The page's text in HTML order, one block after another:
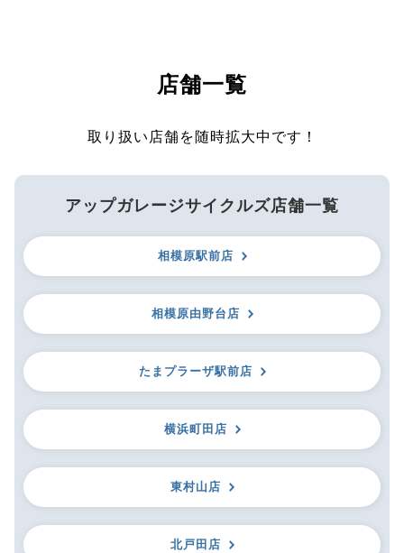
店舗一覧
取り扱い店舗を随時拡大中です！
アップガレージサイクルズ店舗一覧
相模原駅前店
相模原由野台店
たまプラーザ駅前店
横浜町田店
東村山店
北戸田店